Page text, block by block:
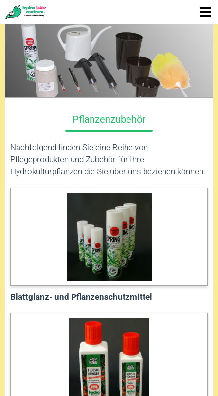
Pflanzenzubehör
Nachfolgend finden Sie eine Reihe von
Pflegeprodukten und Zubehör für Ihre
Hydrokulturpflanzen die Sie über uns beziehen können.
Blattglanz- und Pflanzenschutzmittel